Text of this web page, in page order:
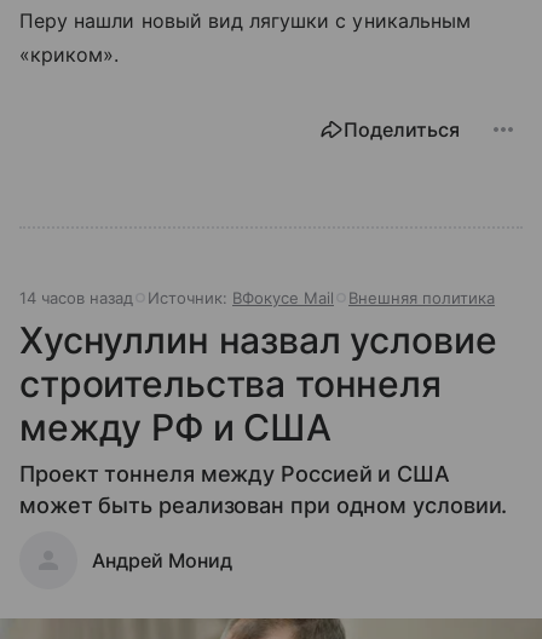
Перу нашли новый вид лягушки с уникальным
«криком».
Поделиться
14 часов назад Источник: ВФокусе Mail Внешняя политика
Хуснуллин назвал условие
строительства тоннеля
между РФ и США
Проект тоннеля между Россией и США
может быть реализован при одном условии.
Андрей Монид